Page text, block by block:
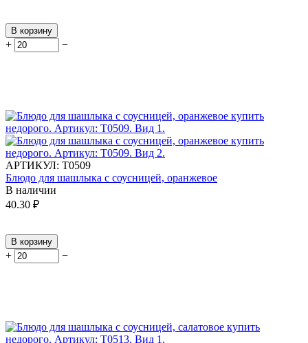
В корзину
+ −
АРТИКУЛ: Т0509
Блюдо для шашлыка с соусницей, оранжевое
В наличии
40.30 ₽
В корзину
+ −